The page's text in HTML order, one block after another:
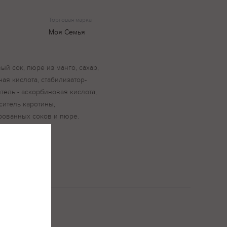
Торговая марка
Моя Семья
сок, пюре из манго, сахар,
кислота, стабилизатор-
- аскорбиновая кислота,
каротины,
соков и пюре.